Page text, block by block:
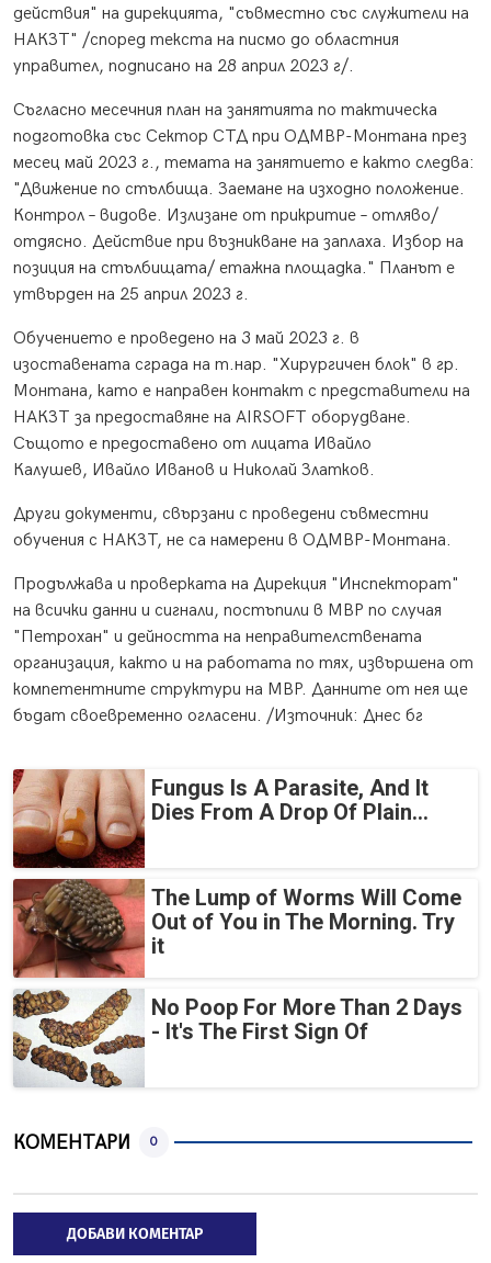
действия" на дирекцията, "съвместно със служители на
НАКЗТ" /според текста на писмо до областния
управител, подписано на 28 април 2023 г/.
Съгласно месечния план на занятията по тактическа
подготовка със Сектор СТД при ОДМВР-Монтана през
месец май 2023 г., темата на занятието е както следва:
"Движение по стълбища. Заемане на изходно положение.
Контрол – видове. Излизане от прикритие – отляво/
отдясно. Действие при възникване на заплаха. Избор на
позиция на стълбищата/ етажна площадка." Планът е
утвърден на 25 април 2023 г.
Обучението е проведено на 3 май 2023 г. в
изоставената сграда на т.нар. "Хирургичен блок" в гр.
Монтана, като е направен контакт с представители на
НАКЗТ за предоставяне на AIRSOFT оборудване.
Същото е предоставено от лицата Ивайло
Калушев, Ивайло Иванов и Николай Златков.
Други документи, свързани с проведени съвместни
обучения с НАКЗТ, не са намерени в ОДМВР-Монтана.
Продължава и проверката на Дирекция "Инспекторат"
на всички данни и сигнали, постъпили в МВР по случая
"Петрохан" и дейността на неправителствената
организация, както и на работата по тях, извършена от
компетентните структури на МВР. Данните от нея ще
бъдат своевременно огласени. /Източник: Днес бг
Fungus Is A Parasite, And It
Dies From A Drop Of Plain...
The Lump of Worms Will Come
Out of You in The Morning. Try
it
No Poop For More Than 2 Days
- It's The First Sign Of
КОМЕНТАРИ 0
ДОБАВИ КОМЕНТАР